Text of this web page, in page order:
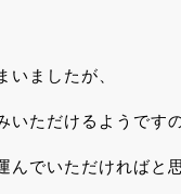
ましたが、
ただけるようですの
んでいただければと